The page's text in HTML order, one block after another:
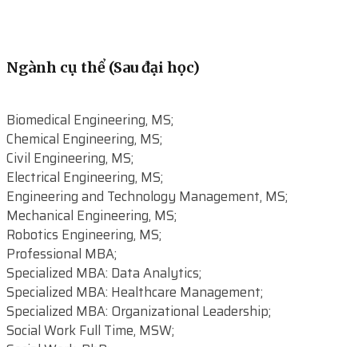
Ngành cụ thể (Sau đại học)
Biomedical Engineering, MS;
Chemical Engineering, MS;
Civil Engineering, MS;
Electrical Engineering, MS;
Engineering and Technology Management, MS;
Mechanical Engineering, MS;
Robotics Engineering, MS;
Professional MBA;
Specialized MBA: Data Analytics;
Specialized MBA: Healthcare Management;
Specialized MBA: Organizational Leadership;
Social Work Full Time, MSW;